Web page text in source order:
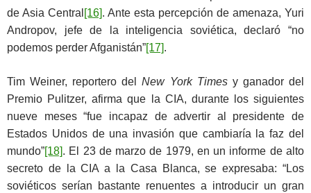
de Asia Central [16]. Ante esta percepción de amenaza, Yuri
Andropov, jefe de la inteligencia soviética, declaró “no
podemos perder Afganistán”[17].
Tim Weiner, reportero delNew York Times y ganador del
Premio Pulitzer, afirma que la CIA, durante los siguientes
nueve meses “fue incapaz de advertir al presidente de
Estados Unidos de una invasión que cambiaría la faz del
mundo”[18]. El 23 de marzo de 1979, en un informe de alto
secreto de la CIA a la Casa Blanca, se expresaba: “Los
soviéticos serían bastante renuentes a introducir un gran